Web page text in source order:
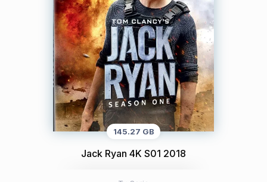
145.27 GB
Jack Ryan 4K S01 2018